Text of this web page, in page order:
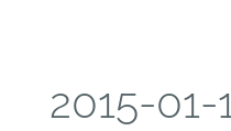
2015-01-